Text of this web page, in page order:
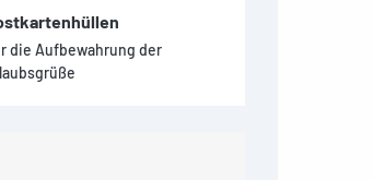
die Aufbewahrung der